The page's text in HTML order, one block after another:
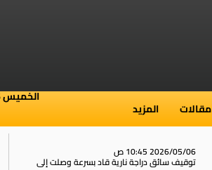
مقالات المزيد
الخميس 6 أغسطس 2026
2026/05/06 10:45 ص
توقيف سائق دراجة نارية قاد بسرعة وصلت إلى